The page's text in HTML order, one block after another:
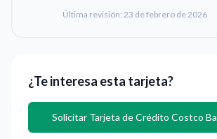
Última revisión: 23 de febrero de 2026
¿Te interesa esta tarjeta?
Solicitar Tarjeta de Crédito Costco